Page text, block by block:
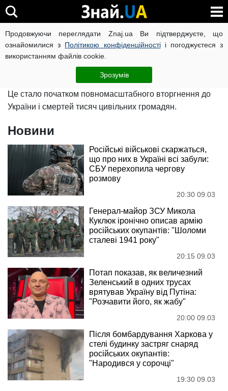
Продовжуючи переглядати Znaj.ua Ви підтверджуєте, що
ознайомилися з Політикою конфіденційностіі погоджуєтеся з
використанням файлів cookie.
Зрозумів
Війна росії проти України
24 лютого російський диктатор оголосив про початок
"спеціальної військової операції" проти України.
Це стало початком повномасштабного вторгнення до
України і смертей тисяч цивільних громадян.
Новини
Російські військові скаржаться,
що про них в Україні всі забули:
СБУ перехопила чергову
розмову
20:30 09.03
Генерал-майор ЗСУ Микола
Куклюк іронічно описав армію
російських окупантів: "Шоломи
сталеві 1941 року"
20:15 09.03
Потап показав, як величезний
Зеленський в одних трусах
врятував Україну від Путіна:
"Розчавити його, як жабу"
20:00 09.03
Після бомбардування Харкова у
стелі будинку застряг снаряд
російських окупантів:
"Народився у сорочці"
19:30 09.03